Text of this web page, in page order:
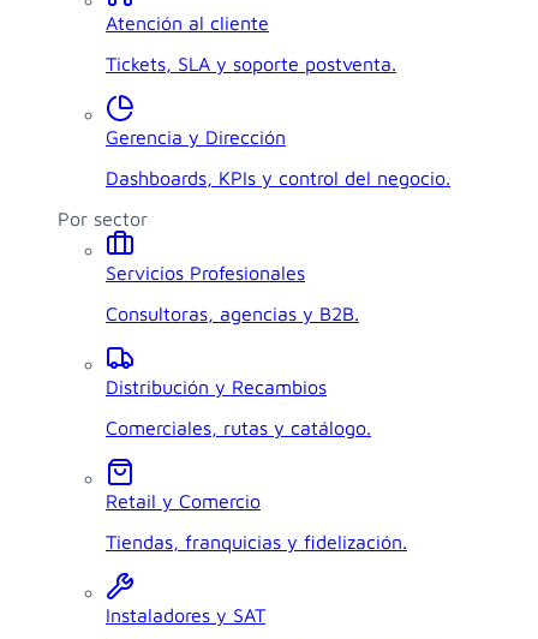
Atención al cliente
Tickets, SLA y soporte postventa.
Gerencia y Dirección
Dashboards, KPIs y control del negocio.
Por sector
Servicios Profesionales
Consultoras, agencias y B2B.
Distribución y Recambios
Comerciales, rutas y catálogo.
Retail y Comercio
Tiendas, franquicias y fidelización.
Instaladores y SAT